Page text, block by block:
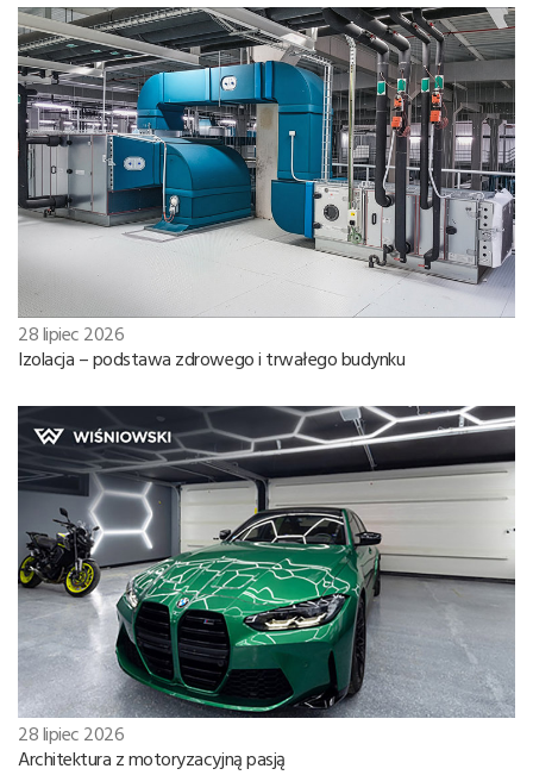
28 lipiec 2026
Izolacja – podstawa zdrowego i trwałego budynku
28 lipiec 2026
Architektura z motoryzacyjną pasją